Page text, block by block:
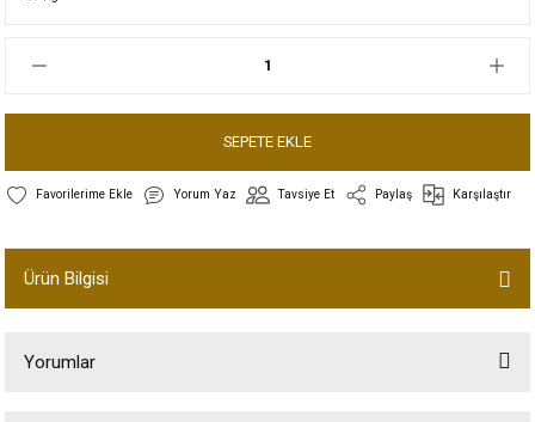
SEPETE EKLE
Yorum Yaz Tavsiye Et Paylaş Karşılaştır
Ürün Bilgisi
Yorumlar